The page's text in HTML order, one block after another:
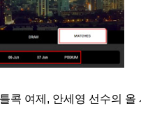
콕 여제, 안세영 선수의 올